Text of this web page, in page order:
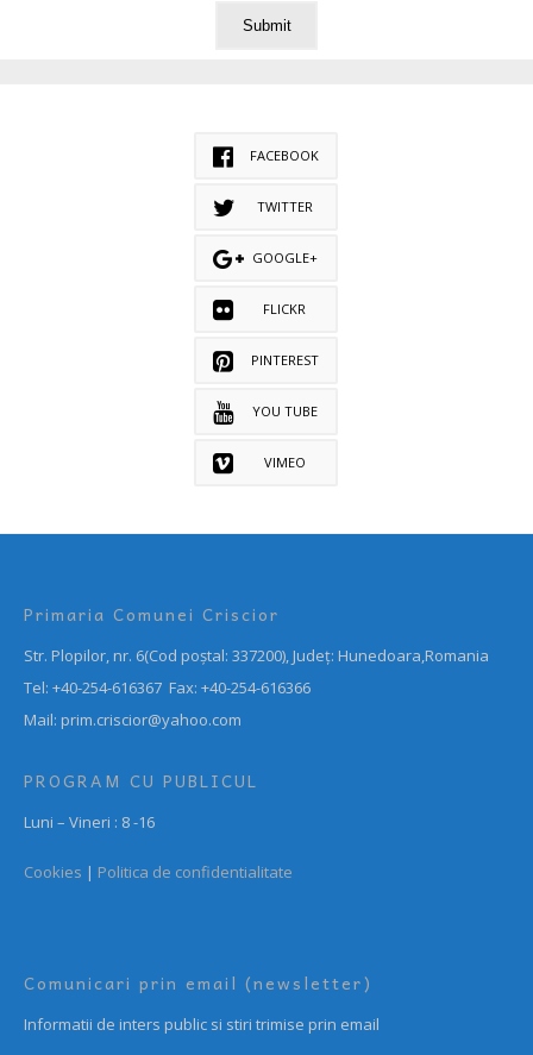
FACEBOOK
TWITTER
GOOGLE+
FLICKR
PINTEREST
YOU TUBE
VIMEO
Primaria Comunei Criscior
Str. Plopilor, nr. 6(Cod poștal: 337200), Județ: Hunedoara,Romania
Tel: +40-254-616367 Fax: +40-254-616366
Mail: prim.criscior@yahoo.com
PROGRAM CU PUBLICUL
Luni – Vineri : 8 -16
Cookies | Politica de confidentialitate
Comunicari prin email (newsletter)
Informatii de inters public si stiri trimise prin email